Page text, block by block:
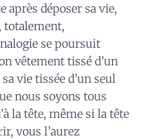
après déposer sa vie,
totalement,
se poursuit
vêtement tissé d’un
vie tissée d’un seul
nous soyons tous
la tête, même si la tête
vous l’aurez